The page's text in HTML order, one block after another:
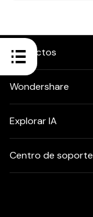
Productos
Wondershare
Explorar IA
Centro de soporte